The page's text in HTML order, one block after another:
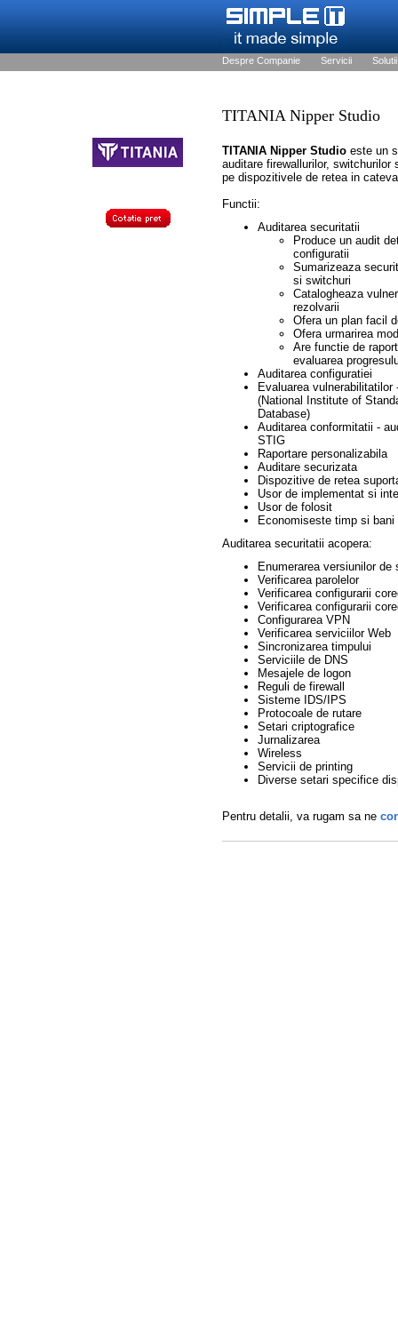
Despre Companie Servicii Solutii
TITANIA Nipper Studio
TITANIA Nipper Studio este un
auditare firewallurilor, switchurilor
pe dispozitivele de retea in
Functii:
Auditarea securitatii
Produce un audit
configuratii
Sumarizeaza
si switchuri
Catalogheaza
rezolvarii
Ofera un plan facil
Ofera urmarirea
Are functie de
evaluarea
Auditarea configuratiei
Evaluarea
(National Institute of
Database)
Auditarea conformitatii -
STIG
Raportare personalizabila
Auditare securizata
Dispozitive de retea
Usor de implementat si
Usor de folosit
Economiseste timp si bani
Auditarea securitatii acopera:
Enumerarea versiunilor de
Verificarea parolelor
Verificarea configurarii
Verificarea configurarii
Configurarea VPN
Verificarea serviciilor Web
Sincronizarea timpului
Serviciile de DNS
Mesajele de logon
Reguli de firewall
Sisteme IDS/IPS
Protocoale de rutare
Setari criptografice
Jurnalizarea
Wireless
Servicii de printing
Diverse setari specifice
Pentru detalii, va rugam sa ne